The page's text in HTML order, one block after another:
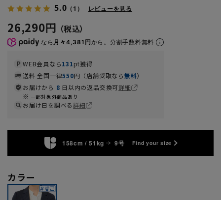
5.0 （1） レビューを見る
26,290円
なら 月々4,381円から。分割手数料無料
WEB会員なら131pt獲得
送料 全国一律550円（店舗受取なら無料）
お届けから 8 日以内の返品交換可詳細
一部対象外商品あり
お届け日を調べる詳細
158cm / 51kg 9号 Find your size
カラー